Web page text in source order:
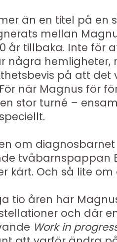
än en titel på en
mellan
år tillbaka. Inte för
några hemligheter,
på att det
när Magnus för
stor turné –
om
tvåbarnspappan
kärt. Och så lite
tio åren har
och där
Work in